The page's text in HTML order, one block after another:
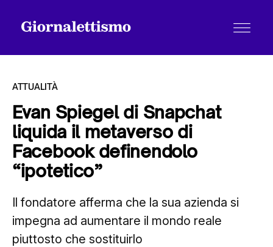
Tutti gli articoli
Chi siamo
Contatti
ATTUALITÀ
Evan Spiegel di Snapchat
liquida il metaverso di
Facebook definendolo
“ipotetico”
Il fondatore afferma che la sua azienda si
impegna ad aumentare il mondo reale
piuttosto che sostituirlo